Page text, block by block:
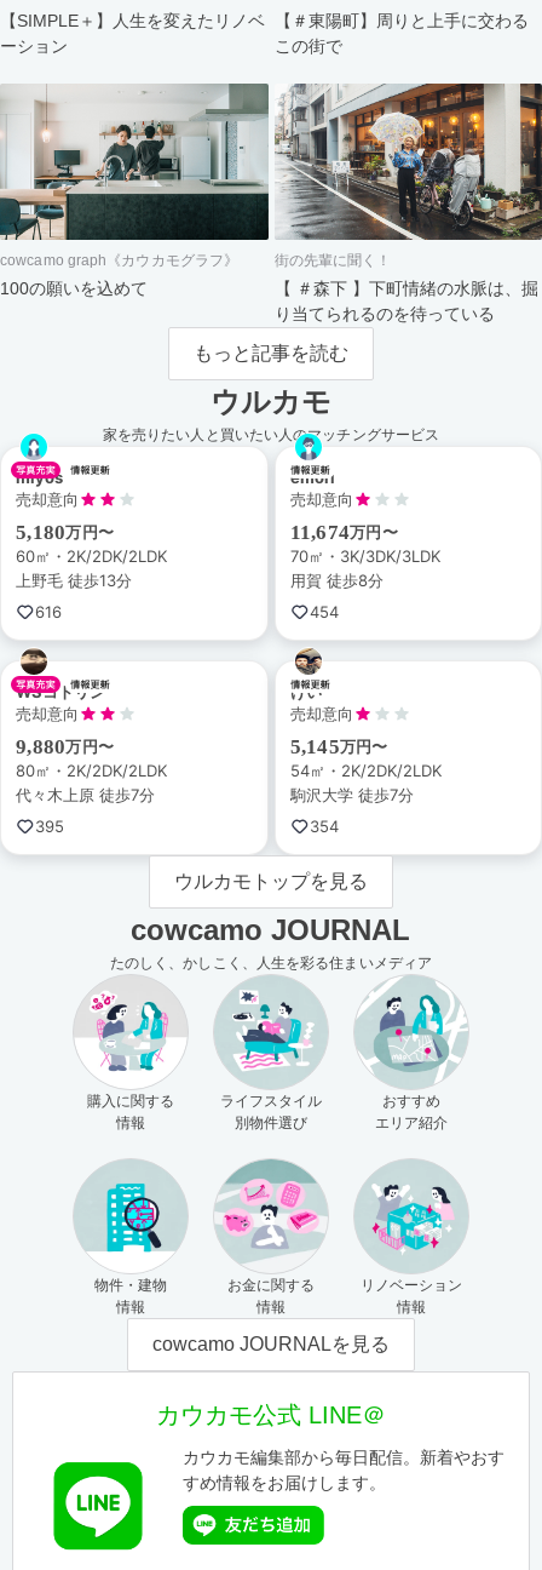
【SIMPLE＋】人生を変えたリノベ
ーション
【＃東陽町】周りと上手に交わる
この街で
cowcamo graph《カウカモグラフ》
100の願いを込めて
街の先輩に聞く！
【 ＃森下 】下町情緒の水脈は、掘
り当てられるのを待っている
もっと記事を読む
ウルカモ
家を売りたい人と買いたい人のマッチングサービス
miyos
売却意向
5,180万円〜
60㎡・2K/2DK/2LDK
上野毛 徒歩13分
616
emori
売却意向
11,674万円〜
70㎡・3K/3DK/3LDK
用賀 徒歩8分
454
WSコトリン
売却意向
9,880万円〜
80㎡・2K/2DK/2LDK
代々木上原 徒歩7分
395
けい
売却意向
5,145万円〜
54㎡・2K/2DK/2LDK
駒沢大学 徒歩7分
354
ウルカモトップを見る
cowcamo JOURNAL
たのしく、かしこく、人生を彩る住まいメディア
購入に関する
情報
ライフスタイル
別物件選び
おすすめ
エリア紹介
物件・建物
情報
お金に関する
情報
リノベーション
情報
cowcamo JOURNALを見る
カウカモ公式 LINE＠
カウカモ編集部から毎日配信。新着やおす
すめ情報をお届けします。